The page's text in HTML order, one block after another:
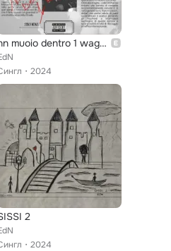
nn muoio dentro 1 wagon
2024
2
2024